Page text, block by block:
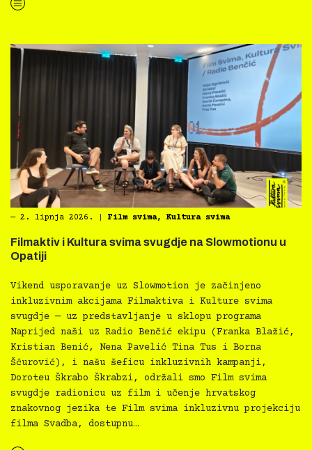
“Film svima u akciji — novoj akciji inkluziviranja”
― 2. lipnja 2026. Film svima, Kultura svima
Filmaktiv i Kultura svima svugdje na Slowmotionu u
Opatiji
Vikend usporavanje uz Slowmotion je začinjeno
inkluzivnim akcijama Filmaktiva i Kulture svima
svugdje — uz predstavljanje u sklopu programa
Naprijed naši uz Radio Benčić ekipu (Franka Blažić,
Kristian Benić, Nena Pavelić Tina Tus i Borna
Šćurović), i našu šeficu inkluzivnih kampanji,
Doroteu Škrabo Škrabzi, održali smo Film svima
svugdje radionicu uz film i učenje hrvatskog
znakovnog jezika te Film svima inkluzivnu projekciju
filma Svadba, dostupnu…